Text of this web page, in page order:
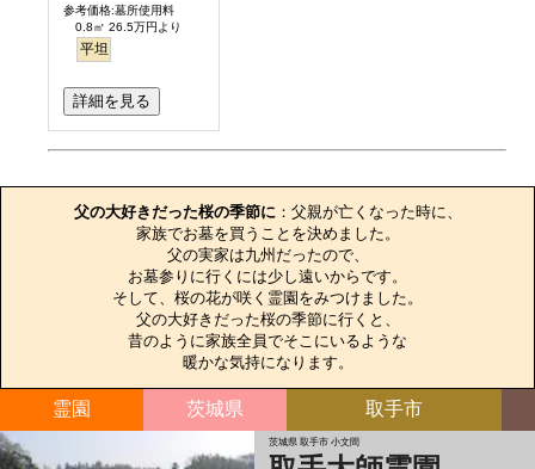
参考価格:墓所使用料
0.8㎡ 26.5万円より
平坦
詳細を見る
父の大好きだった桜の季節に：父親が亡くなった時に、
家族でお墓を買うことを決めました。
父の実家は九州だったので、
お墓参りに行くには少し遠いからです。
そして、桜の花が咲く霊園をみつけました。
父の大好きだった桜の季節に行くと、
昔のように家族全員でそこにいるような
暖かな気持になります。
霊園 茨城県 取手市
茨城県 取手市 小文間